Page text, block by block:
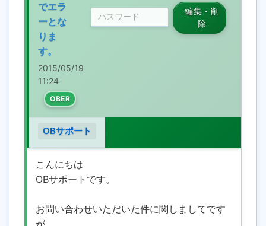
でエラ
ーとな
りま
す。
2015/05/19
11:24
OBER
編集・削
除
OBサポート
こんにちは
OBサポートです。
お問い合わせいただいた件に関しましてです
が、